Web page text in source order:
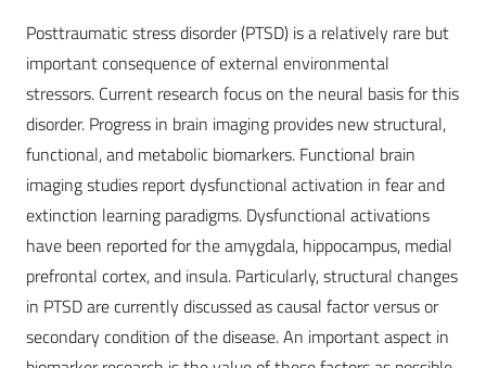
Posttraumatic stress disorder (PTSD) is a relatively rare but
important consequence of external environmental
stressors. Current research focus on the neural basis for this
disorder. Progress in brain imaging provides new structural,
functional, and metabolic biomarkers. Functional brain
imaging studies report dysfunctional activation in fear and
extinction learning paradigms. Dysfunctional activations
have been reported for the amygdala, hippocampus, medial
prefrontal cortex, and insula. Particularly, structural changes
in PTSD are currently discussed as causal factor versus or
secondary condition of the disease. An important aspect in